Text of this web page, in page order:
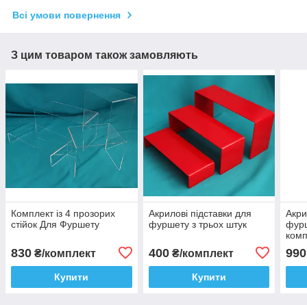
Всі умови повернення
З цим товаром також замовляють
Комплект із 4 прозорих
стійок Для Фуршету
830 ₴/комплект
Купити
Акрилові підставки для
фуршету з трьох штук
400₴/комплект
Купити
шт.)
990